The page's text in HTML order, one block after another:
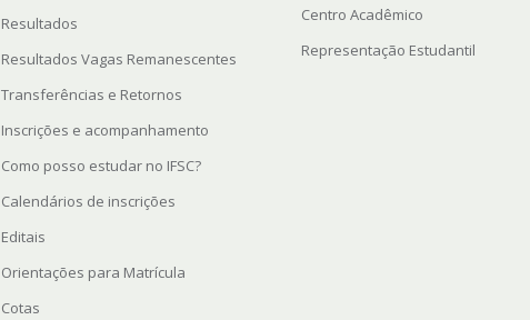
Resultados
Resultados Vagas Remanescentes
Transferências e Retornos
Inscrições e acompanhamento
Como posso estudar no IFSC?
Calendários de inscrições
Editais
Orientações para Matrícula
Cotas
Centro Acadêmico
Representação Estudantil